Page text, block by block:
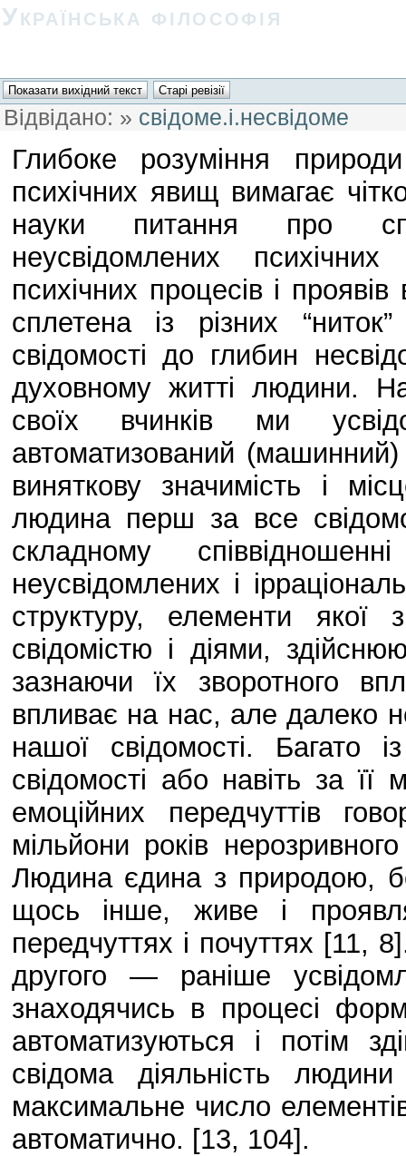
Українська філософія
Відвідано: » свідоме.і.несвідоме
Глибоке розуміння
психічних явищ вимагає
науки питання про
неусвідомлених
психічних процесів і
сплетена із різних
свідомості до глибин
духовному житті людини.
своїх вчинків ми
автоматизований
виняткову значимість і
людина перш за все
складному
неусвідомлених і
структуру, елементи
свідомістю і діями,
зазнаючи їх зворотного
впливає на нас, але далеко
нашої свідомості. Багато
свідомості або навіть за
емоційних передчуттів
мільйони років
Людина єдина з природою,
щось інше, живе і
передчуттях і почуттях [11,
другого — раніше
знаходячись в процесі
автоматизуються і потім
свідома діяльність
максимальне число
автоматично. [13, 104].